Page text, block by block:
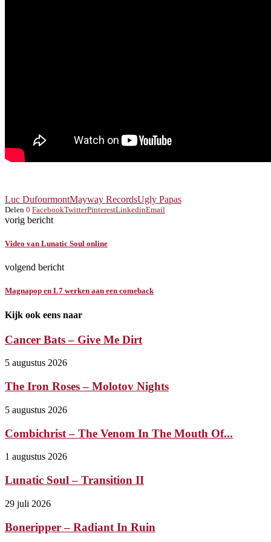
Luc DufourmontMayway RecordsUgly Papas
Delen 0 FacebookTwitterPinterestLinkedinEmail
vorig bericht
Video van Lunatic Soul online
volgend bericht
Magnapop en L7 werken aan een comeback
Kijk ook eens naar
Cancer Bats – Give Me Dirt
5 augustus 2026
The Iron Roses – Molotov Nights
5 augustus 2026
Combichrist – The Venom In The Mouth Of...
1 augustus 2026
Lunatic Soul – Transition II
29 juli 2026
Boneripper – Radiant In Ruin